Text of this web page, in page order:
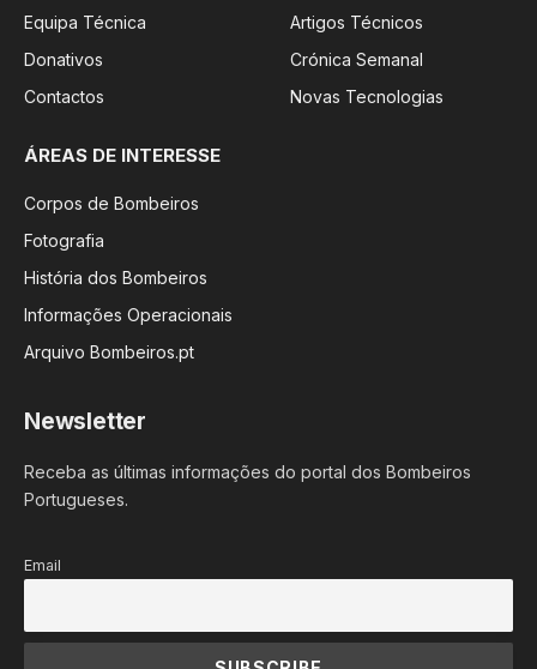
Equipa Técnica
Donativos
Contactos
Artigos Técnicos
Crónica Semanal
Novas Tecnologias
ÁREAS DE INTERESSE
Corpos de Bombeiros
Fotografia
História dos Bombeiros
Informações Operacionais
Arquivo Bombeiros.pt
Newsletter
Receba as últimas informações do portal dos Bombeiros
Portugueses.
Email